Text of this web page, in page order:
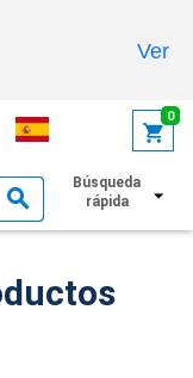
Ver
0
Búsqueda
rápida
14 productos